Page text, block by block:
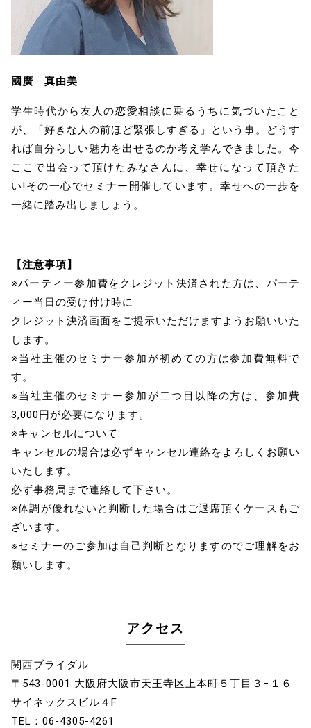
國廣 真由美
学生時代から友人の恋愛相談に乗るうちに気づいたこと
が、「好きな人の前ほど緊張しすぎる」という事。どうす
れば自分らしい魅力を出せるのか考え学んできました。今
ここで出会って頂けたみなさんに、幸せになって頂きた
い!その一心でセミナー開催しています。幸せへの一歩を
一緒に踏み出しましょう。
【注意事項】
※パーティー参加費をクレジット決済された方は、パーテ
ィー当日の受け付け時に
クレジット決済画面をご提示いただけますようお願いいた
します。
※当社主催のセミナー参加が初めての方は参加費無料で
す。
※当社主催のセミナー参加が二つ目以降の方は、参加費
3,000円が必要になります。
※キャンセルについて
キャンセルの場合は必ずキャンセル連絡をよろしくお願い
いたします。
必ず事務局まで連絡して下さい。
※体調が優れないと判断した場合はご退席頂くケースもご
ざいます。
※セミナーのご参加は自己判断となりますのでご理解をお
願いします。
アクセス
関西ブライダル
〒543-0001 大阪府大阪市天王寺区上本町５丁目３−１６
サイネックスビル４F
TEL：06-4305-4261